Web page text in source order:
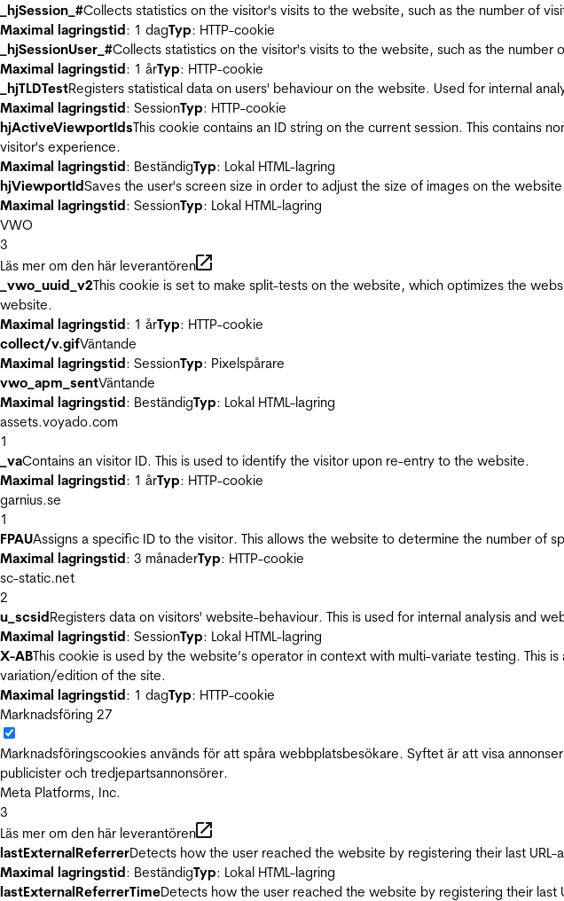
_hjSession_#Collects statistics on the visitor's visits to the website, such as the number of
Maximal lagringstid: 1 dagTyp: HTTP-cookie
_hjSessionUser_#Collects statistics on the visitor's visits to the website, such as the
Maximal lagringstid: 1 årTyp: HTTP-cookie
_hjTLDTestRegisters statistical data on users' behaviour on the website. Used for internal
Maximal lagringstid: SessionTyp: HTTP-cookie
hjActiveViewportIdsThis cookie contains an ID string on the current session. This contains
visitor's experience.
Maximal lagringstid: BeständigTyp: Lokal HTML-lagring
hjViewportIdSaves the user's screen size in order to adjust the size of images on the
Maximal lagringstid: SessionTyp: Lokal HTML-lagring
VWO
3
Läs mer om den här leverantören
_vwo_uuid_v2This cookie is set to make split-tests on the website, which optimizes the
website.
Maximal lagringstid: 1 årTyp: HTTP-cookie
collect/v.gifVäntande
Maximal lagringstid: SessionTyp: Pixelspårare
vwo_apm_sentVäntande
Maximal lagringstid: BeständigTyp: Lokal HTML-lagring
assets.voyado.com
1
_vaContains an visitor ID. This is used to identify the visitor upon re-entry to the website.
Maximal lagringstid: 1 årTyp: HTTP-cookie
garnius.se
1
FPAUAssigns a specific ID to the visitor. This allows the website to determine the number of
Maximal lagringstid: 3 månaderTyp: HTTP-cookie
sc-static.net
2
u_scsidRegisters data on visitors' website-behaviour. This is used for internal analysis and
Maximal lagringstid: SessionTyp: Lokal HTML-lagring
X-ABThis cookie is used by the website’s operator in context with multi-variate testing.
variation/edition of the site.
Maximal lagringstid: 1 dagTyp: HTTP-cookie
Marknadsföring 27
Marknadsföringscookies används för att spåra webbplatsbesökare. Syftet är att visa
publicister och tredjepartsannonsörer.
Meta Platforms, Inc.
3
Läs mer om den här leverantören
lastExternalReferrerDetects how the user reached the website by registering their last URL-
Maximal lagringstid: BeständigTyp: Lokal HTML-lagring
lastExternalReferrerTimeDetects how the user reached the website by registering their last